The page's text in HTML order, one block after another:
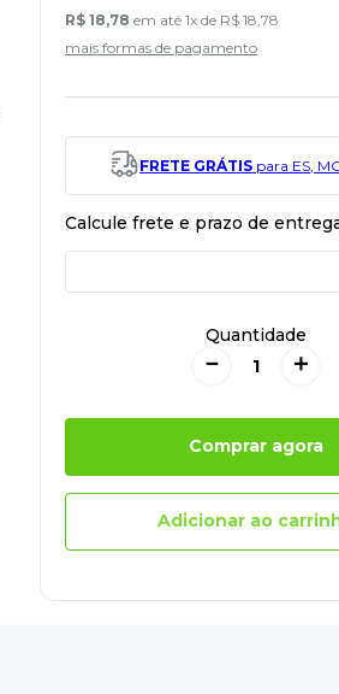
R$ 18,78 em até1x de R$ 18 ,78
mais formas de pagamento
FRETE GRÁTIS para ES,
Quantidade
＋
－
Comprar agora
Adicionar ao